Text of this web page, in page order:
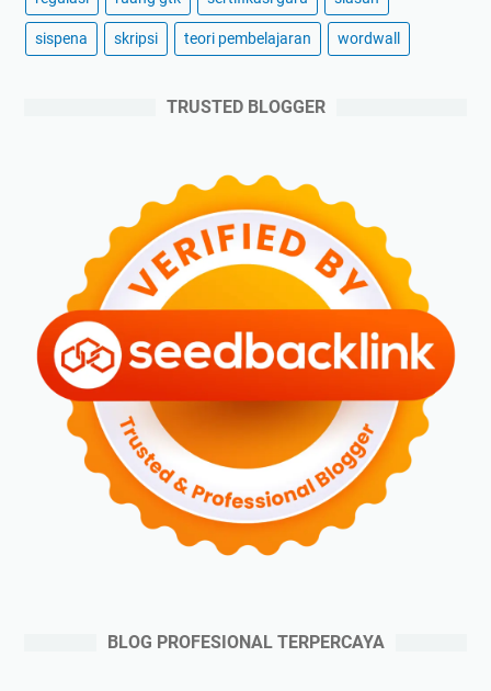
sispena skripsi teori pembelajaran wordwall
TRUSTED BLOGGER
BLOG PROFESIONAL TERPERCAYA